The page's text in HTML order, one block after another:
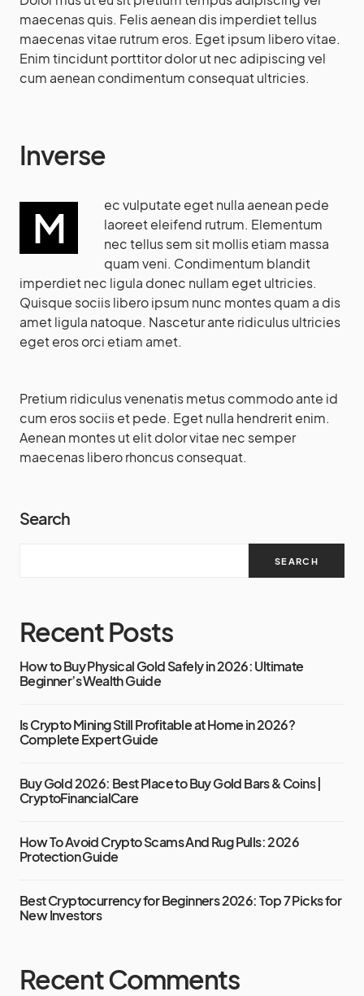
maecenas quis. Felis aenean dis imperdiet tellus
maecenas vitae rutrum eros. Eget ipsum libero vitae.
Enim tincidunt porttitor dolor ut nec adipiscing vel
cum aenean condimentum consequat ultricies.
Inverse
M
ec vulputate eget nulla aenean pede
laoreet eleifend rutrum. Elementum
nec tellus sem sit mollis etiam massa
quam veni. Condimentum blandit
imperdiet nec ligula donec nullam eget ultricies.
Quisque sociis libero ipsum nunc montes quam a dis
amet ligula natoque. Nascetur ante ridiculus ultricies
eget eros orci etiam amet.
Pretium ridiculus venenatis metus commodo ante id
cum eros sociis et pede. Eget nulla hendrerit enim.
Aenean montes ut elit dolor vitae nec semper
maecenas libero rhoncus consequat.
Search
SEARCH
Recent Posts
How to Buy Physical Gold Safely in 2026: Ultimate
Beginner’s Wealth Guide
Is Crypto Mining Still Profitable at Home in 2026?
Complete Expert Guide
Buy Gold 2026: Best Place to Buy Gold Bars & Coins |
CryptoFinancialCare
How To Avoid Crypto Scams And Rug Pulls: 2026
Protection Guide
Best Cryptocurrency for Beginners 2026: Top 7 Picks for
New Investors
Recent Comments